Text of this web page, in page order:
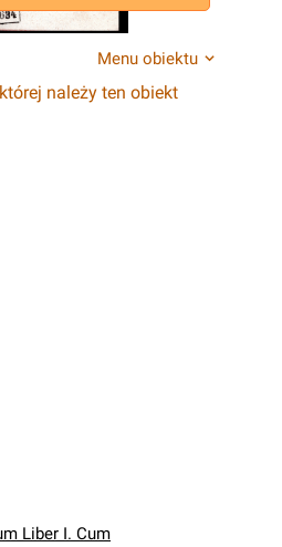
Menu obiektu
należy ten obiekt
Liber I. Cum